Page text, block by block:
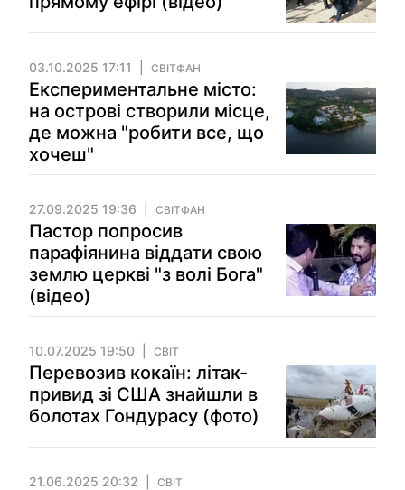
03.10.2025 17:11 СВІТФАН
Експериментальне місто:
на острові створили місце,
де можна "робити все, що
хочеш"
27.09.2025 19:36 СВІТФАН
Пастор попросив
парафіянина віддати свою
землю церкві "з волі Бога"
(відео)
10.07.2025 19:50 СВІТ
Перевозив кокаїн: літак-
привид зі США знайшли в
болотах Гондурасу (фото)
21.06.2025 20:32 СВІТ